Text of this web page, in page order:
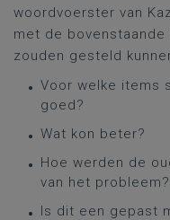
woordvoerster van
met de
zouden gesteld
Voor welke items
goed?
Wat kon beter?
Hoe werden de
van het probleem?
Is dit een gepast